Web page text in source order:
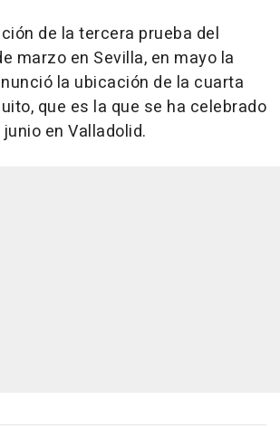
de la tercera prueba del
marzo en Sevilla, en mayo la
la ubicación de la cuarta
que es la que se ha celebrado
en Valladolid.